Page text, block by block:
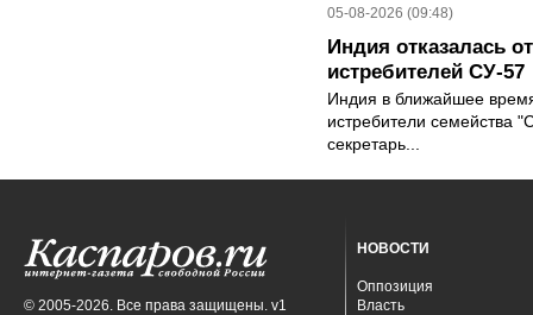
05-08-2026 (09:48)
Индия отказалась
истребителей СУ-57
Индия в ближайшее
истребители семейства
секретарь...
© 2005-2026. Все права защищены. v1
НОВОСТИ
Оппозиция
Власть